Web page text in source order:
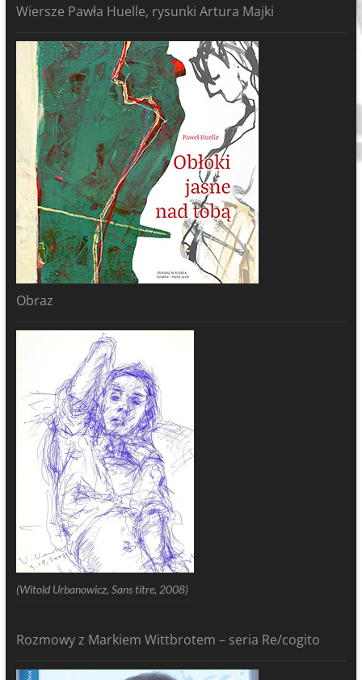
Wiersze Pawła Huelle, rysunki Artura Majki
Obraz
(Witold Urbanowicz, Sans titre, 2008)
Rozmowy z Markiem Wittbrotem – seria Re/cogito